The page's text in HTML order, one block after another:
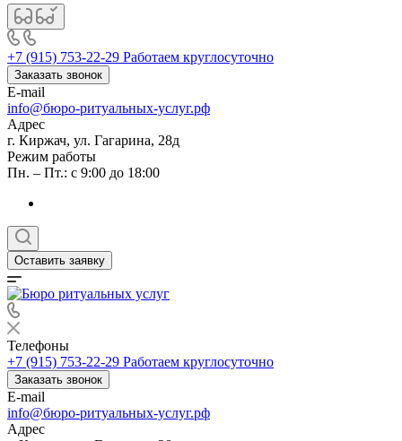
+7 (915) 753-22-29 Работаем круглосуточно
Заказать звонок
E-mail
info@бюро-ритуальных-услуг.рф
Адрес
г. Киржач, ул. Гагарина, 28д
Режим работы
Пн. – Пт.: с 9:00 до 18:00
Оставить заявку
Телефоны
+7 (915) 753-22-29 Работаем круглосуточно
Заказать звонок
E-mail
info@бюро-ритуальных-услуг.рф
Адрес